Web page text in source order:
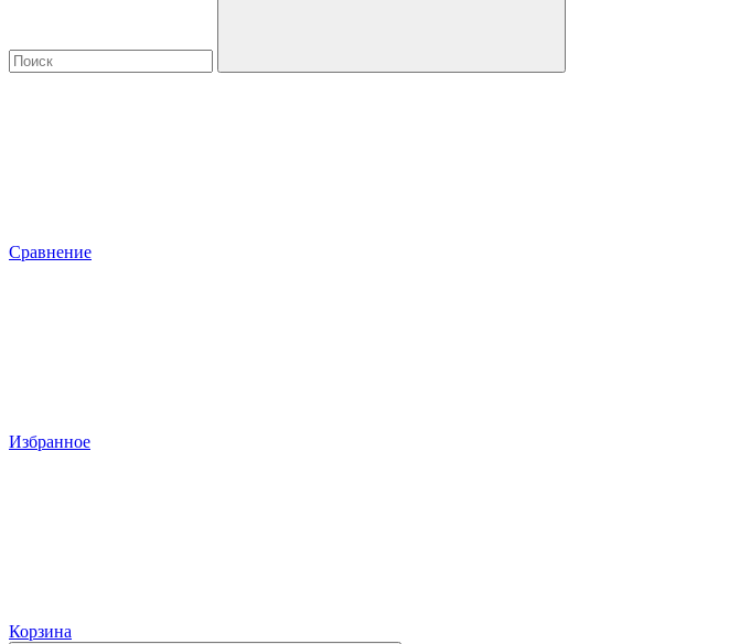
Сравнение
Избранное
Корзина